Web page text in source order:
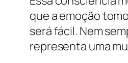
que a emoção
será fácil. Nem
representa uma